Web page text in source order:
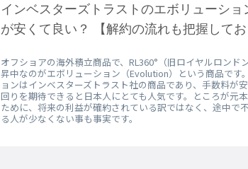
インベスターズトラストのエボリューショ
が安くて良い？ 【解約の流れも把握してお
オフショアの海外積立商品で、RL360°（旧ロイヤルロンド
昇中なのがエボリューション（Evolution）という商品です
ョンはインベスターズトラスト社の商品であり、手数料が
回りを期待できると日本人にとても人気です。ところが元
ために、将来の利益が確約されている訳ではなく、途中で
る人が少なくない事も事実です。